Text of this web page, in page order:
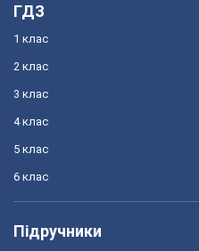
ГДЗ
1 клас
2 клас
3 клас
4 клас
5 клас
6 клас
Підручники